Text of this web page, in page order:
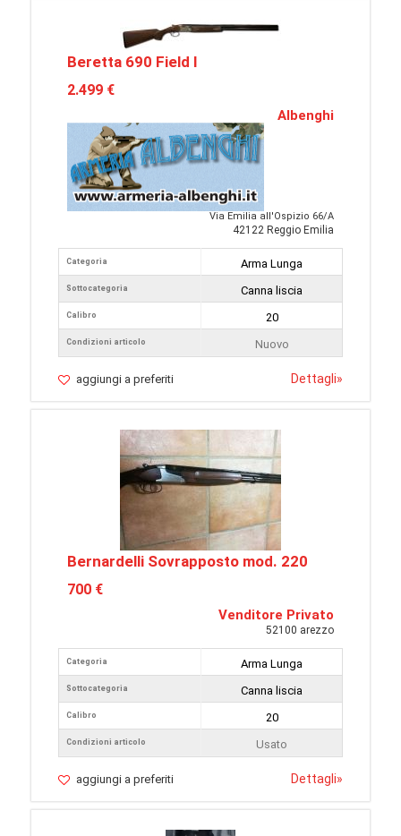
Beretta 690 Field I
2.499 €
Albenghi
Via Emilia all'Ospizio 66/A
42122 Reggio Emilia
Categoria
Sottocategoria
Calibro
Condizioni articolo
Arma Lunga
Canna liscia
20
Nuovo
aggiungi a preferiti Dettagli»
Bernardelli Sovrapposto mod. 220
700 €
Venditore Privato
52100 arezzo
Categoria
Sottocategoria
Calibro
Condizioni articolo
Arma Lunga
Canna liscia
20
Usato
aggiungi a preferiti Dettagli»